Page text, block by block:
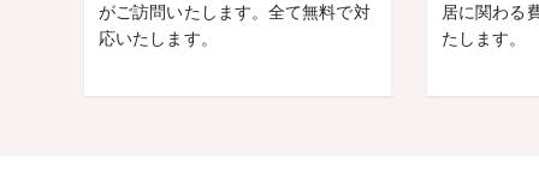
がご訪問いたします。全て無料で対
応いたします。
居に関わる
たします。